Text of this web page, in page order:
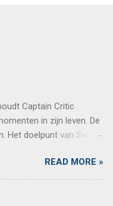
Captain Critic
in zijn leven. De
doelpunt van Sven
keren dat de kapitein
omschreven
van een even
READ MORE »